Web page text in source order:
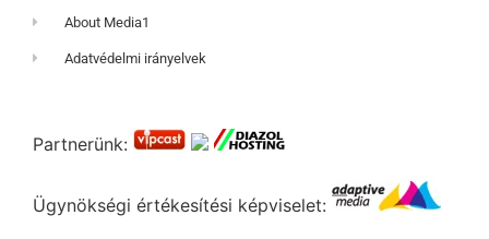
About Media1
Adatvédelmi irányelvek
Partnerünk:
Ügynökségi értékesítési képviselet: